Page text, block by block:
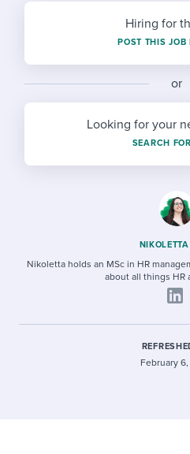
Ensuring
Finding
Digitizing
Step-by-
Free
Workable
Pay &
Career
Hiring for
POST THIS JOB
or
Looking for your
SEARCH
Nikoletta holds an MSc in HR
about all things HR
February